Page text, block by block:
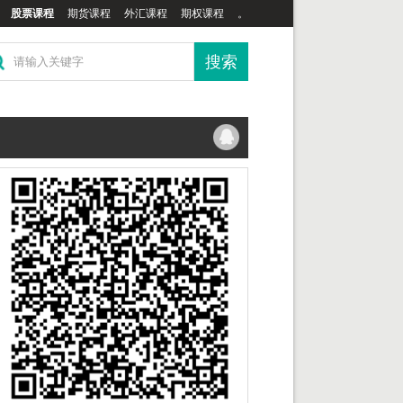
股票课程 期货课程 外汇课程 期权课程 。